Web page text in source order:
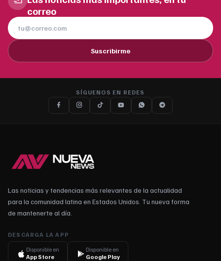
correo
Suscribirme
SÍGUENOS EN REDES
Las noticias y tendencias más relevantes de la actualidad
para la comunidad latina en Estados Unidos. Tu nueva forma
de mantenerte al día.
DESCARGA LA APP
Disponible en
App Store
Disponible en
Google Play